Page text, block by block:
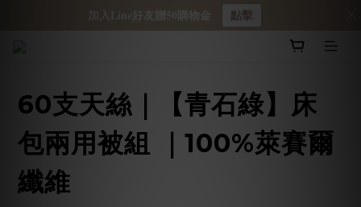
60支天絲｜【青石綠】床
包兩用被組 ｜100%萊賽爾
纖維
加入Line好友贈50購物金 點擊